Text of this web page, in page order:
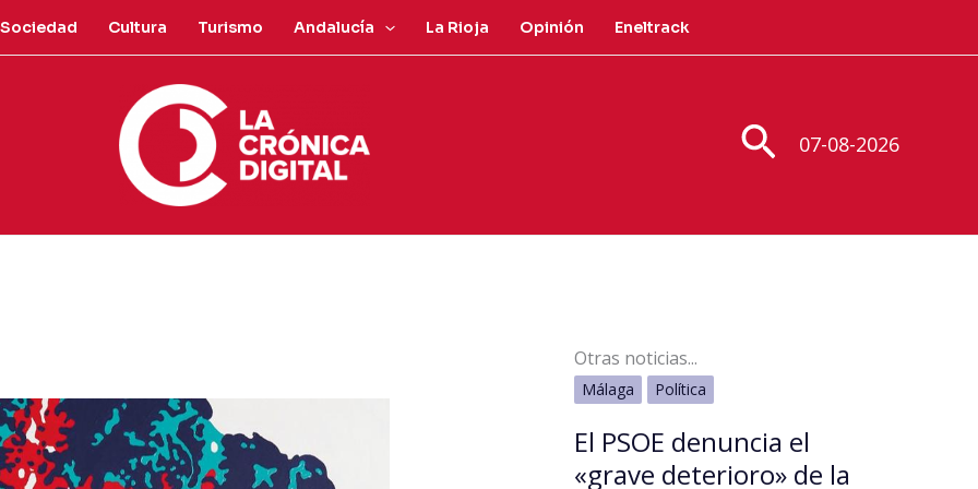
Sociedad Cultura Turismo Andalucía La Rioja Opinión Eneltrack
Buscar
07-08-2026
Otras noticias...
Málaga Política
El PSOE denuncia el
«grave deterioro» de la